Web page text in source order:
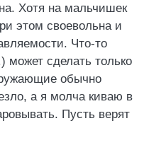
Хотя на мальчишек
этом своевольна и
Что-то
может сделать только
обычно
а я молча киваю в
Пусть верят